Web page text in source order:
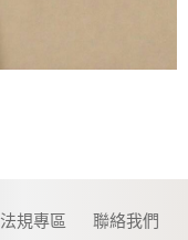
法規專區 聯絡我們